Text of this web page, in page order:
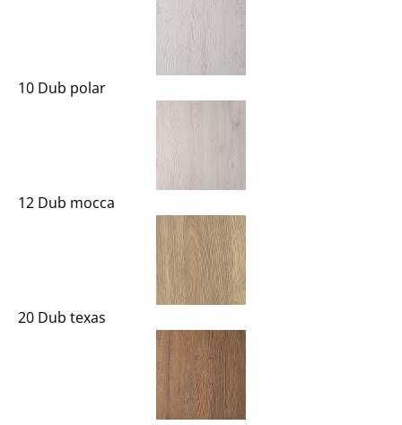
10 Dub polar
12 Dub mocca
20 Dub texas